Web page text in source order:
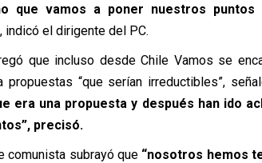
que vamos a poner nuestros
indicó el dirigente del PC.
que incluso desde Chile Vamos se
propuestas “que serían irreductibles”,
era una propuesta y después han ido
precisó.
comunista subrayó que “nosotros hemos